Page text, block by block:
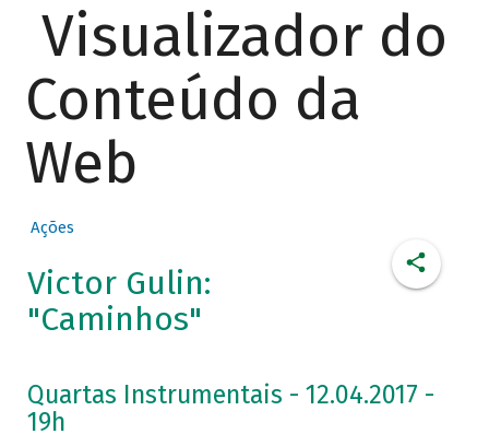
Visualizador do
Conteúdo da
Web
Ações
Victor Gulin:
"Caminhos"
Quartas Instrumentais - 12.04.2017 -
19h